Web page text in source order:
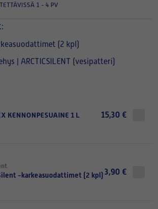
1 - 4 PV
(2 kpl)
| ARCTICSILENT (vesipatteri)
KENNONPESUAINE 1 L 15,30 €
-karkeasuodattimet (2 kpl)3,90 €